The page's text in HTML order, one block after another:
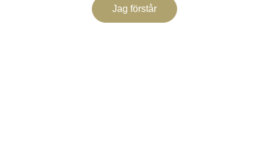
Jag förstår